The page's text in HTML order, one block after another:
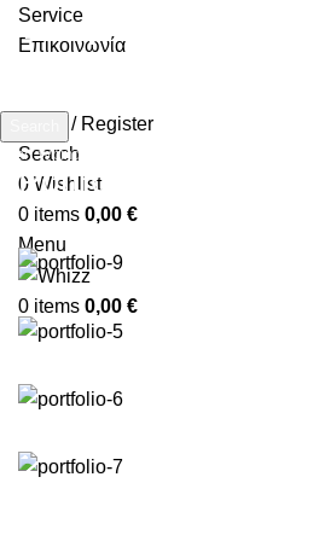
Service
Επικοινωνία
Login / Register
Search
0 Wishlist
0 items 0,00 €
Menu
0 items 0,00 €
Portfolio
Start typing to see products you are looking for.